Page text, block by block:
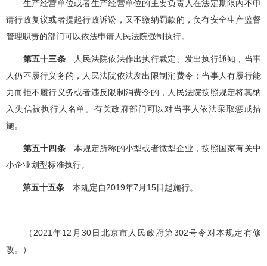
生产经营单位或者生产经营单位的主要负责人在法定期限内不申
请行政复议或者提起行政诉讼，又不缴纳罚款的，负有安全生产监督
管理职责的部门可以依法申请人民法院强制执行。
第五十三条人民法院依法作出执行裁定、发出执行通知，当事
人仍不履行义务的，人民法院依法发出限制消费令；当事人有履行能
力而拒不履行义务或者违反限制消费令的，人民法院按照规定将其纳
入失信被执行人名单。有关政府部门可以对当事人依法采取惩戒措
施。
第五十四条本规定所称的小型或者微型企业，按照国家有关中
小企业划型标准执行。
第五十五条 本规定自2019年7月15日起施行。
（2021年12月30日北京市人民政府第302号令对本规定有修
改。）